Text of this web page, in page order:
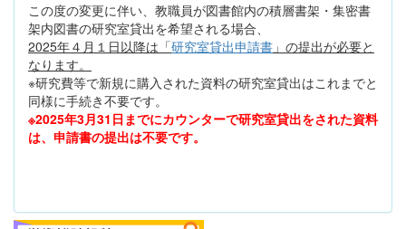
この度の変更に伴い、教職員が図書館内の積層書架・集密書
架内図書の研究室貸出を希望される場合、
2025年４月１日以降は「研究室貸出申請書 」の提出が必要と
なります。
※研究費等で新規に購入された資料の研究室貸出はこれまでと
同様に手続き不要です。
※2025年3月31日までにカウンターで研究室貸出をされた資料
は、申請書の提出は不要です。